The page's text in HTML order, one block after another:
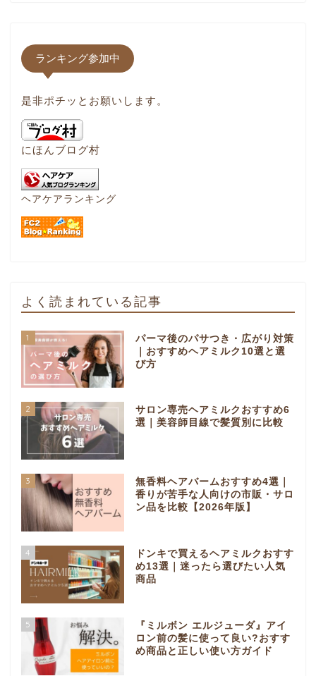
ランキング参加中
是非ポチッとお願いします。
にほんブログ村
ヘアケアランキング
よく読まれている記事
1
パーマ後のパサつき・広がり対策
｜おすすめヘアミルク10選と選
び方
2
サロン専売ヘアミルクおすすめ6
選｜美容師目線で髪質別に比較
3
無香料ヘアバームおすすめ4選｜
香りが苦手な人向けの市販・サロ
ン品を比較【2026年版】
4
ドンキで買えるヘアミルクおすす
め13選｜迷ったら選びたい人気
商品
5
『ミルボン エルジューダ』アイ
ロン前の髪に使って良い?おすす
め商品と正しい使い方ガイド